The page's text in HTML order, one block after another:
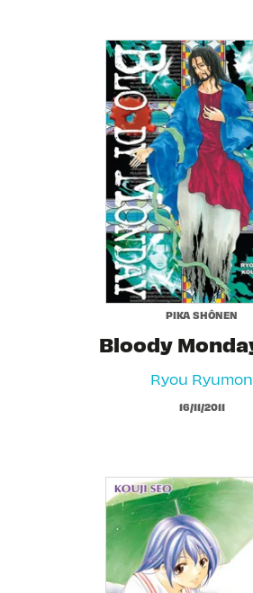
PIKA SHÔNEN
Bloody
Ryou Ryumon
16/11/2011